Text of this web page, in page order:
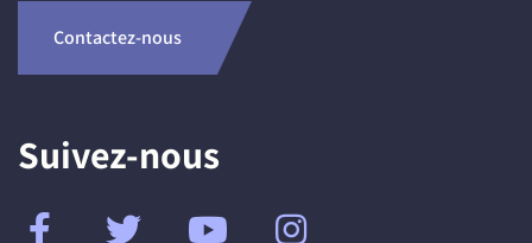
Contactez-nous
Suivez-nous